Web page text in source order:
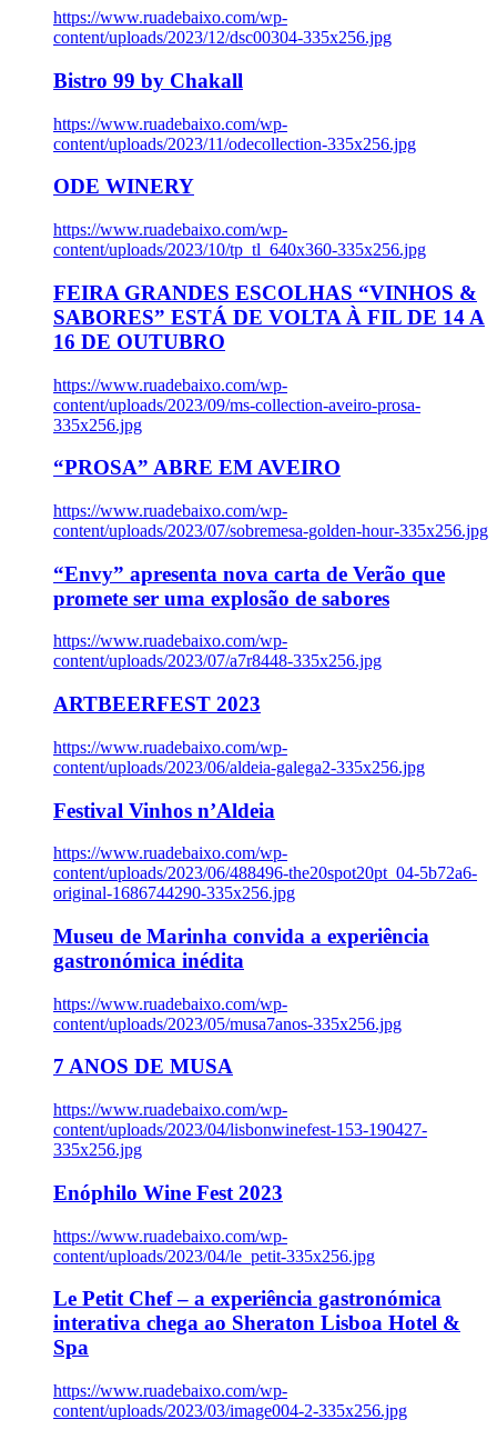
https://www.ruadebaixo.com/wp-
content/uploads/2023/12/dsc00304-335x256.jpg
Bistro 99 by Chakall
https://www.ruadebaixo.com/wp-
content/uploads/2023/11/odecollection-335x256.jpg
ODE WINERY
https://www.ruadebaixo.com/wp-
content/uploads/2023/10/tp_tl_640x360-335x256.jpg
FEIRA GRANDES ESCOLHAS “VINHOS &
SABORES” ESTÁ DE VOLTA À FIL DE 14 A
16 DE OUTUBRO
https://www.ruadebaixo.com/wp-
content/uploads/2023/09/ms-collection-aveiro-prosa-
335x256.jpg
“PROSA” ABRE EM AVEIRO
https://www.ruadebaixo.com/wp-
content/uploads/2023/07/sobremesa-golden-hour-335x256.jpg
“Envy” apresenta nova carta de Verão que
promete ser uma explosão de sabores
https://www.ruadebaixo.com/wp-
content/uploads/2023/07/a7r8448-335x256.jpg
ARTBEERFEST 2023
https://www.ruadebaixo.com/wp-
content/uploads/2023/06/aldeia-galega2-335x256.jpg
Festival Vinhos n’Aldeia
https://www.ruadebaixo.com/wp-
content/uploads/2023/06/488496-the20spot20pt_04-5b72a6-
original-1686744290-335x256.jpg
Museu de Marinha convida a experiência
gastronómica inédita
https://www.ruadebaixo.com/wp-
content/uploads/2023/05/musa7anos-335x256.jpg
7 ANOS DE MUSA
https://www.ruadebaixo.com/wp-
content/uploads/2023/04/lisbonwinefest-153-190427-
335x256.jpg
Enóphilo Wine Fest 2023
https://www.ruadebaixo.com/wp-
content/uploads/2023/04/le_petit-335x256.jpg
Le Petit Chef – a experiência gastronómica
interativa chega ao Sheraton Lisboa Hotel &
Spa
https://www.ruadebaixo.com/wp-
content/uploads/2023/03/image004-2-335x256.jpg